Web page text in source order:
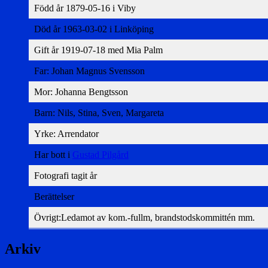
Född år 1879-05-16 i Viby
Död år 1963-03-02 i Linköping
Gift år 1919-07-18 med Mia Palm
Far: Johan Magnus Svensson
Mor: Johanna Bengtsson
Barn: Nils, Stina, Sven, Margareta
Yrke: Arrendator
Har bott i Gustad Pilgård
Fotografi tagit år
Berättelser
Övrigt:Ledamot av kom.-fullm, brandstodskommittén mm.
Arkiv